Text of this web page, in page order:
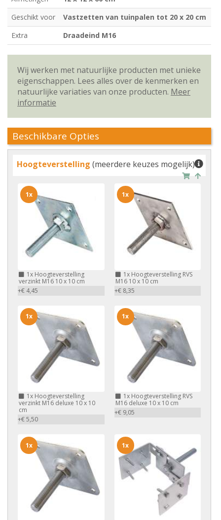
Geschikt voor
Vastzetten van tuinpalen tot 20 x 20 cm
Extra
Draadeind M16
Wij werken met natuurlijke producten met unieke
eigenschappen. Lees alles over de kenmerken en
natuurlijke variaties van onze producten. Meer
informatie
Beschikbare Opties
Hoogteverstelling (meerdere keuzes mogelijk)
1x Hoogteverstelling
verzinkt M16 10 x 10 cm
+€ 4,45
1x
1xHoogteverstelling RVS
M16 10 x 10 cm
+€ 8,35
1x
1x Hoogteverstelling
verzinkt M16 deluxe 10 x 10
cm
+€ 5,50
1x
1xHoogteverstelling RVS
M16 deluxe 10 x 10 cm
+€ 9,05
1x
1x 1x